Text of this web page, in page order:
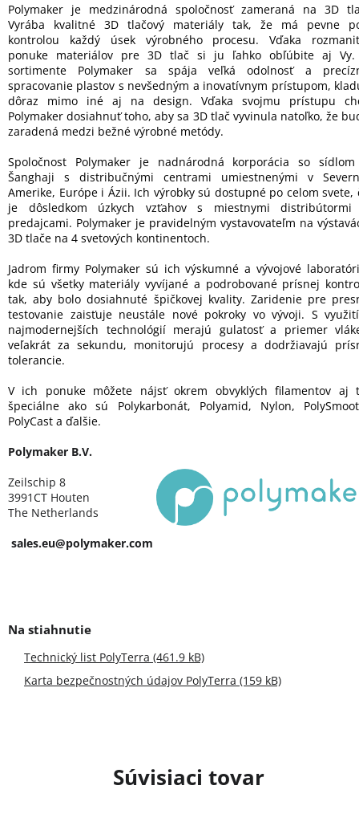
Súvisiaci tovar
Technický list PolyTerra (461.9 kB)
Karta bezpečnostných údajov PolyTerra (159 kB)
Polymaker je medzinárodná spoločnosť zameraná na 3D
Vyrába kvalitné 3D tlačový materiály tak, že má pevne
kontrolou každý úsek výrobného procesu. Vďaka
ponuke materiálov pre 3D tlač si ju ľahko obľúbite aj Vy.
sortimente Polymaker sa spája veľká odolnosť a
spracovanie plastov s nevšedným a inovatívnym prístupom,
dôraz mimo iné aj na design. Vďaka svojmu prístupu
Polymaker dosiahnuť toho, aby sa 3D tlač vyvinula natoľko, že
zaradená medzi bežné výrobné metódy.
Spoločnost Polymaker je nadnárodná korporácia so
Šanghaji s distribučnými centrami umiestnenými v
Amerike, Európe i Ázii. Ich výrobky sú dostupné po celom svete,
je dôsledkom úzkych vzťahov s miestnymi
predajcami. Polymaker je pravidelným vystavovateľm na
3D tlače na 4 svetových kontinentoch.
Jadrom firmy Polymaker sú ich výskumné a vývojové
kde sú všetky materiály vyvíjané a podrobované prísnej
tak, aby bolo dosiahnuté špičkovej kvality. Zaridenie pre
testovanie zaisťuje neustále nové pokroky vo vývoji. S
najmodernejších technológií merajú gulatosť a priemer
veľakrát za sekundu, monitorujú procesy a dodržiavajú
tolerancie.
V ich ponuke môžete nájsť okrem obvyklých filamentov aj
špeciálne ako sú Polykarbonát, Polyamid, Nylon,
PolyCast a ďalšie.
Polymaker B.V.
Zeilschip 8
3991CT Houten
The Netherlands
sales.eu@polymaker.com